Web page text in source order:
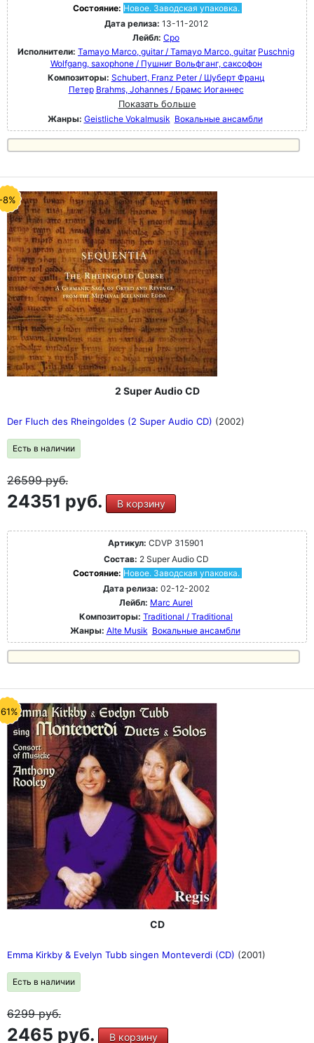
Состояние: Новое. Заводская упаковка.
Дата релиза: 13-11-2012
Лейбл: Cpo
Исполнители: Tamayo Marco, guitar / Tamayo Marco, guitar Puschnig
Wolfgang, saxophone / Пушниг Вольфганг, саксофон
Композиторы: Schubert, Franz Peter / Шуберт Франц
Петер Brahms, Johannes / Брамс Иоганнес
Показать больше
Жанры: Geistliche Vokalmusik Вокальные ансамбли
8%
2 Super Audio CD
Der Fluch des Rheingoldes (2 Super Audio CD) (2002)
Есть в наличии
26599руб.
24351 руб. В корзину
Артикул: CDVP 315901
Состав: 2 Super Audio CD
Состояние: Новое. Заводская упаковка.
Дата релиза: 02-12-2002
Лейбл: Marc Aurel
Композиторы: Traditional / Traditional
Жанры: Alte Musik Вокальные ансамбли
CD
Emma Kirkby & Evelyn Tubb singen Monteverdi (CD) (2001)
Есть в наличии
6299руб.
2465 руб. В корзину